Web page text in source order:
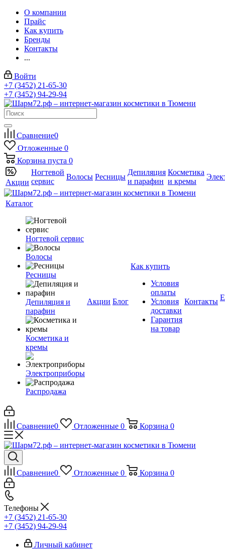
О компании
Прайс
Как купить
Бренды
Контакты
...
Войти
+7 (3452) 21-65-30
+7 (3452) 94-29-94
Сравнение0
Отложенные 0
Корзина пуста 0
Акции
Ногтевой
сервис
Волосы Ресницы
Депиляция
и парафин
Косметика
и кремы
Каталог
Ногтевой сервис
Волосы
Ресницы
Депиляция и
парафин
Косметика и
кремы
Электроприборы
Распродажа
Акции Блог
Как купить
Условия
оплаты
Условия
доставки
Гарантия
на товар
Контакты
Сравнение0 Отложенные 0 Корзина 0
Сравнение0 Отложенные 0 Корзина 0
Телефоны
+7 (3452) 21-65-30
+7 (3452) 94-29-94
Личный кабинет